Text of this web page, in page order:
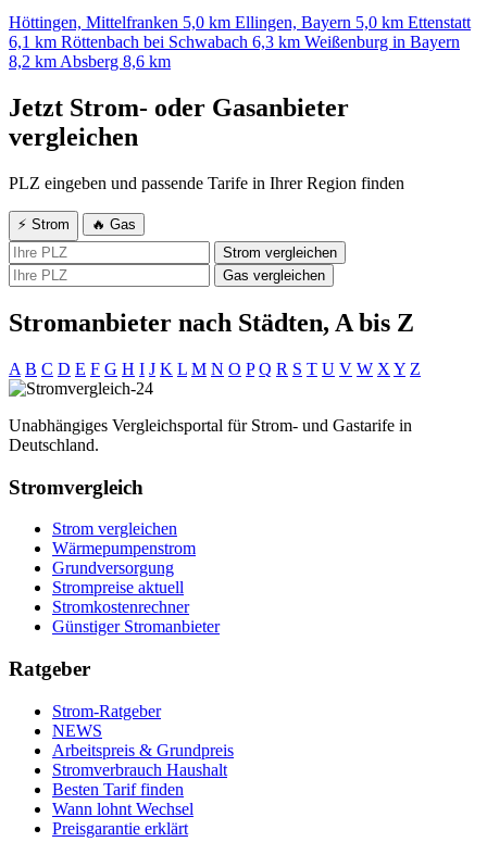
Höttingen, Mittelfranken 5,0 km Ellingen, Bayern 5,0 km Ettenstatt
6,1 km Röttenbach bei Schwabach 6,3 km Weißenburg in Bayern
8,2 km Absberg 8,6 km
Jetzt Strom- oder Gasanbieter
vergleichen
PLZ eingeben und passende Tarife in Ihrer Region finden
⚡ Strom
🔥 Gas
Strom vergleichen
Gas vergleichen
Stromanbieter nach Städten, A bis Z
A B C D E F G H I J K L M N O P Q R S T U V W X Y Z
Unabhängiges Vergleichsportal für Strom- und Gastarife in
Deutschland.
Stromvergleich
Strom vergleichen
Wärmepumpenstrom
Grundversorgung
Strompreise aktuell
Stromkostenrechner
Günstiger Stromanbieter
Ratgeber
Strom-Ratgeber
NEWS
Arbeitspreis & Grundpreis
Stromverbrauch Haushalt
Besten Tarif finden
Wann lohnt Wechsel
Preisgarantie erklärt